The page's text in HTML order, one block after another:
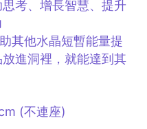
考、增長智慧、提升
其他水晶短暫能量提
進洞裡，就能達到其
(不連座)